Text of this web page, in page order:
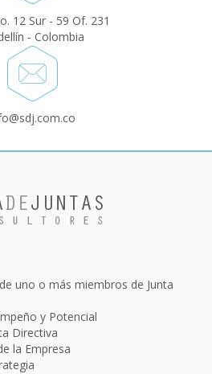
12 Sur - 59 Of. 231
- Colombia
uno o más miembros de Junta
y Potencial
Directiva
la Empresa